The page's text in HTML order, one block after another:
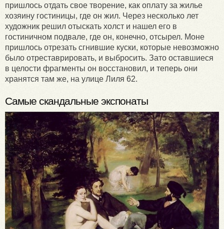
пришлось отдать свое творение, как оплату за жилье
хозяину гостиницы, где он жил. Через несколько лет
художник решил отыскать холст и нашел его в
гостиничном подвале, где он, конечно, отсырел. Моне
пришлось отрезать сгнившие куски, которые невозможно
было отреставрировать, и выбросить. Зато оставшиеся
в целости фрагменты он восстановил, и теперь они
хранятся там же, на улице Лиля 62.
Самые скандальные экспонаты